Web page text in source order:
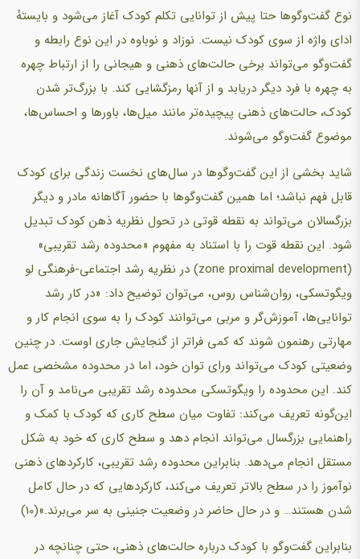
نوع گفت‌وگوها حتا پیش از توانایی تکلم کودک آغاز می‌شود و بایستهٔ
ادای واژه از سوی کودک نیست. نوزاد و نوباوه در این نوع رابطه و
گفت‌وگو می‌تواند برخی حالت‌های ذهنی و هیجانی را از ارتباط چهره
به چهره با فرد دیگر دریابد و از آنها رمزگشایی کند. با بزرگ‌تر شدن
کودک، حالت‌های ذهنی پیچیده‌تر مانند میل‌ها، باورها و احساس‌ها،
موضوع گفت‌وگو می‌شوند.
شاید بخشی از این گفت‌وگوها در سال‌های نخست زندگی برای کودک
قابل فهم نباشد؛ اما همین گفت‌وگوها با حضور آگاهانه مادر و دیگر
بزرگسالان می‌تواند به نقطه قوتی در تحول نظریه ذهن کودک تبدیل
شود. این نقطه قوت را با استناد به مفهوم «محدوده رشد تقریبی»
(zone proximal development) در نظریه رشد اجتماعی-فرهنگی لو
ویگوتسکی، روان‌شناس روس، می‌توان توضیح داد: «در کار رشد
توانایی‌ها، آموزش‌گر و مربی می‌توانند کودک را به سوی انجام کار و
مهارتی رهنمون شوند که کمی فراتر از گنجایش جاری اوست. در چنین
وضعیتی کودک می‌تواند ورای توان خود، اما در محدوده مشخصی عمل
کند. این محدوده را ویگوتسکی محدوده رشد تقریبی می‌نامد و آن را
این‌گونه تعریف می‌کند: تفاوت میان سطح کاری که کودک با کمک و
راهنمایی بزرگسال می‌تواند انجام دهد و سطح کاری که خود به شکل
مستقل انجام می‌دهد. بنابراین محدوده رشد تقریبی، کارکردهای ذهنی
نوآموز را در سطح بالاتر تعریف می‌کند، کارکردهایی که در حال کامل
شدن هستند… و در حال حاضر در وضعیت جنینی به سر می‌برند.»(10)
بنابراین گفت‌وگو با کودک درباره حالت‌های ذهنی، حتی چنانچه در